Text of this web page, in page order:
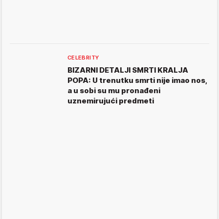
CELEBRITY
BIZARNI DETALJI SMRTI KRALJA
POPA: U trenutku smrti nije imao nos,
a u sobi su mu pronađeni
uznemirujući predmeti